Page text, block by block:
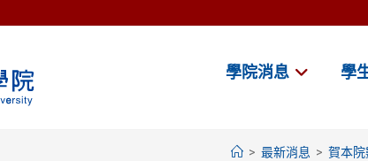
學院消息 學
> 最新消息 > 賀本